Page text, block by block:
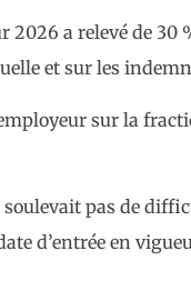
2026 a relevé de
et sur les
sur la
pas de
d’entrée en